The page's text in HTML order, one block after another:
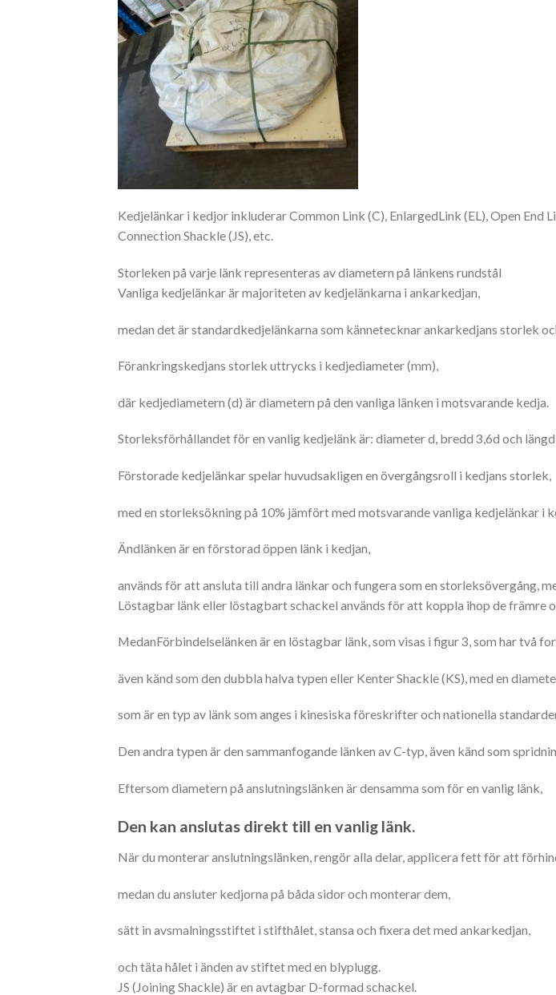
Kedjelänkar i kedjor inkluderar Common Link (C), EnlargedLink (EL), Open End
Connection Shackle (JS), etc.
Storleken på varje länk representeras av diametern på länkens rundstål
Vanliga kedjelänkar är majoriteten av kedjelänkarna i ankarkedjan,
medan det är standardkedjelänkarna som kännetecknar ankarkedjans storlek
Förankringskedjans storlek uttrycks i kedjediameter (mm),
där kedjediametern (d) är diametern på den vanliga länken i motsvarande kedja.
Storleksförhållandet för en vanlig kedjelänk är: diameter d, bredd 3,6d och
Förstorade kedjelänkar spelar huvudsakligen en övergångsroll i kedjans storlek,
med en storleksökning på 10% jämfört med motsvarande vanliga kedjelänkar i
Ändlänken är en förstorad öppen länk i kedjan,
används för att ansluta till andra länkar och fungera som en storleksövergång,
Löstagbar länk eller löstagbart schackel används för att koppla ihop de främre
MedanFörbindelselänken är en löstagbar länk, som visas i figur 3, som har två
även känd som den dubbla halva typen eller Kenter Shackle (KS), med en
som är en typ av länk som anges i kinesiska föreskrifter och nationella
Den andra typen är den sammanfogande länken av C-typ, även känd som
Eftersom diametern på anslutningslänken är densamma som för en vanlig länk,
Den kan anslutas direkt till en vanlig länk.
När du monterar anslutningslänken, rengör alla delar, applicera fett för att
medan du ansluter kedjorna på båda sidor och monterar dem,
sätt in avsmalningsstiftet i stifthålet, stansa och fixera det med ankarkedjan,
och täta hålet i änden av stiftet med en blyplugg.
JS (Joining Shackle) är en avtagbar D-formad schackel.